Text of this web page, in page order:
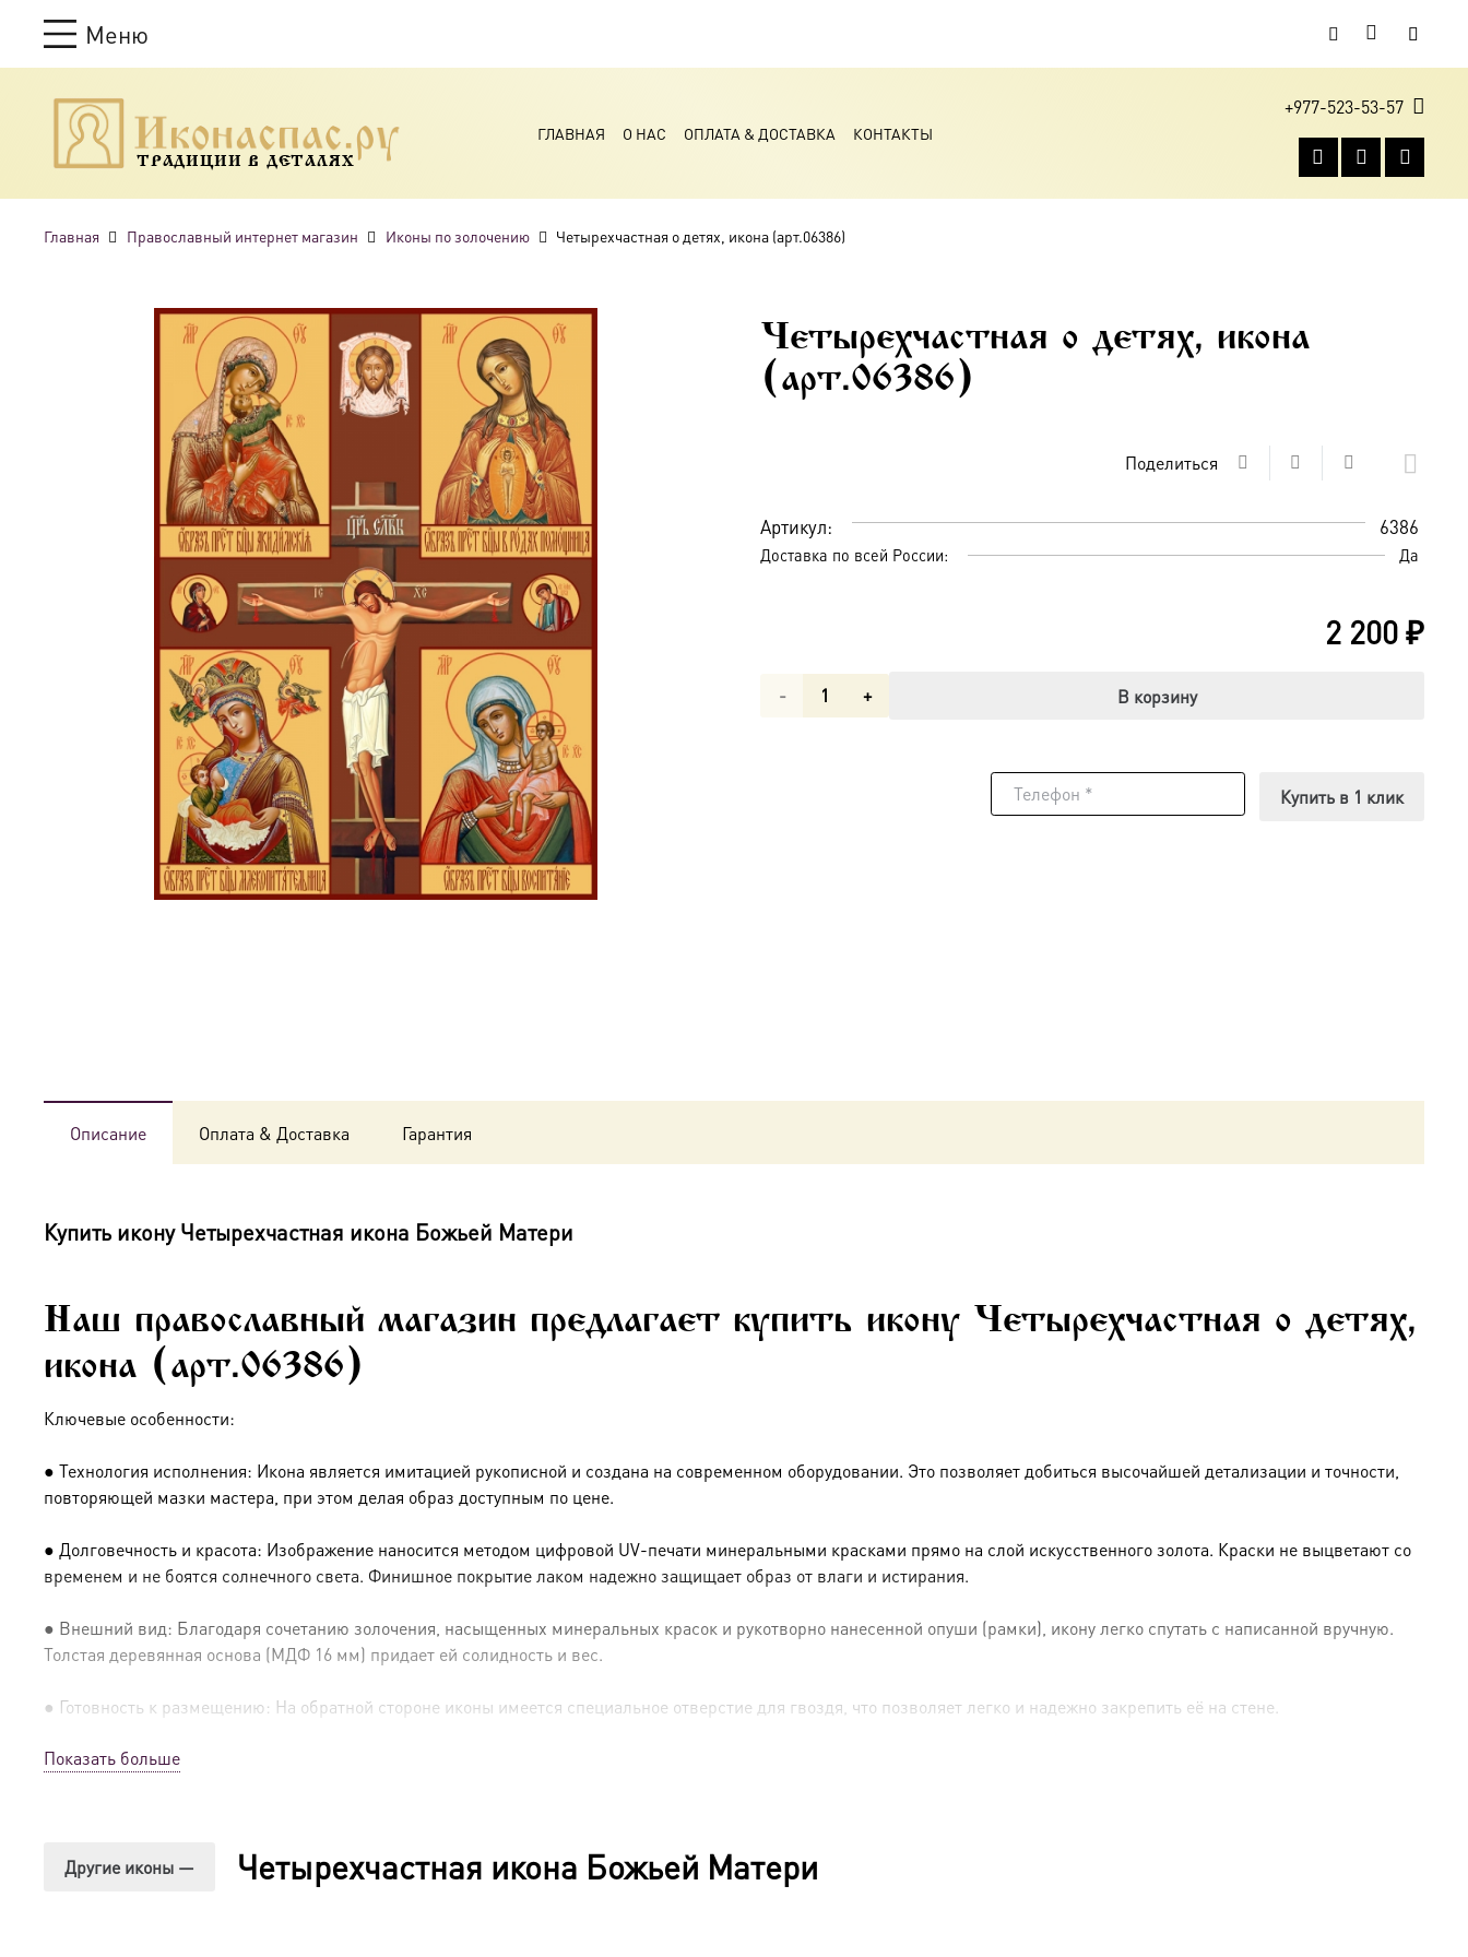
Меню
ТРАДИЦИИ В ДЕТАЛЯХ
ГЛАВНАЯ О НАС ОПЛАТА & ДОСТАВКА КОНТАКТЫ
+977-523-53-57
Главная Православный интернет магазин Иконы по золочению Четырехчастная о детях, икона (арт.06386)
Четырехчастная о детях, икона
(арт.06386)
Поделиться
Артикул: 6386
Доставка по всей России: Да
2 200₽
Количество
В корзину
Купить в 1 клик
Описание Оплата & Доставка Гарантия
Купить иконуЧетырехчастная икона Божьей Матери
Наш православный магазин предлагает купить икону Четырехчастная о детях,
икона (арт.06386)
Ключевые особенности:
● Технология исполнения: Икона является имитацией рукописной и создана на современном оборудовании. Это позволяет добиться высочайшей детализации и точности,
повторяющей мазки мастера, при этом делая образ доступным по цене.
● Долговечность и красота: Изображение наносится методом цифровой UV-печати минеральными красками прямо на слой искусственного золота. Краски не выцветают со
временем и не боятся солнечного света. Финишное покрытие лаком надежно защищает образ от влаги и истирания.
● Внешний вид: Благодаря сочетанию золочения, насыщенных минеральных красок и рукотворно нанесенной опуши (рамки), икону легко спутать с написанной вручную.
Толстая деревянная основа (МДФ 16 мм) придает ей солидность и вес.
● Готовность к размещению: На обратной стороне иконы имеется специальное отверстие для гвоздя, что позволяет легко и надежно закрепить её на стене.
● Освящение: Производство освящено
● Основа: МДФ, толщина 16 мм.
Показать больше
Другие иконы — Четырехчастная икона Божьей Матери